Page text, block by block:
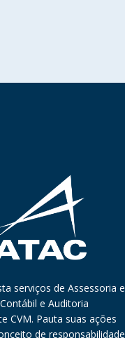
serviços de Assessoria e
e Auditoria
CVM. Pauta suas ações
de responsabilidade